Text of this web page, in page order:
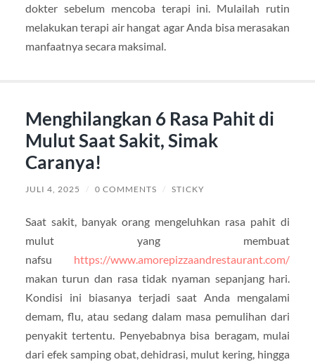
dokter sebelum mencoba terapi ini. Mulailah rutin
melakukan terapi air hangat agar Anda bisa merasakan
manfaatnya secara maksimal.
Menghilangkan 6 Rasa Pahit di
Mulut Saat Sakit, Simak
Caranya!
JULI 4, 2025 / 0 COMMENTS / STICKY
Saat sakit, banyak orang mengeluhkan rasa pahit di
mulut yang membuat
nafsu https://www.amorepizzaandrestaurant.com/
makan turun dan rasa tidak nyaman sepanjang hari.
Kondisi ini biasanya terjadi saat Anda mengalami
demam, flu, atau sedang dalam masa pemulihan dari
penyakit tertentu. Penyebabnya bisa beragam, mulai
dari efek samping obat, dehidrasi, mulut kering, hingga